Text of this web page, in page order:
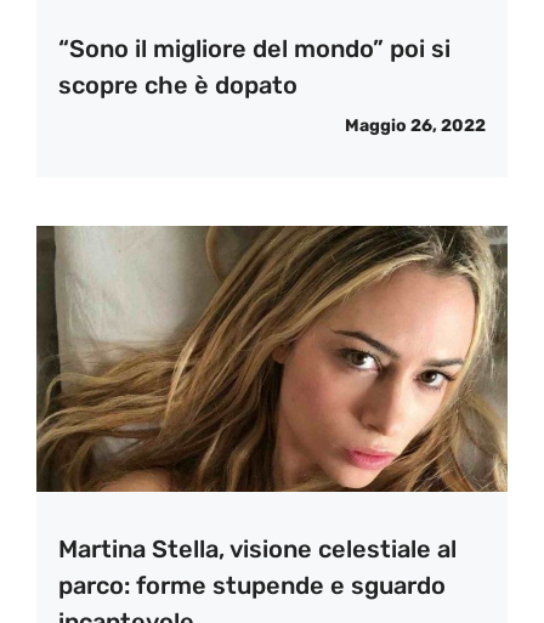
“Sono il migliore del mondo” poi si
scopre che è dopato
Maggio 26, 2022
Martina Stella, visione celestiale al
parco: forme stupende e sguardo